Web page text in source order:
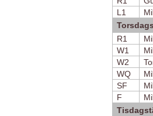
L1
R1
W1
W2
WQ
SF
F